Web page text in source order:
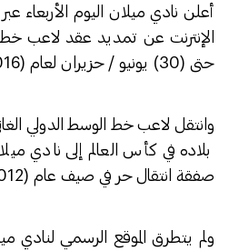
أعلن نادي ميلان اليوم الأربعاء
الإنترنت عن تمديد عقد لاعب
حتى (30) يونيو / حزيران لعام (2016).
وانتقل لاعب خط الوسط الدولي
بلاده في كأس العالم إلى نادي
صفقة انتقال حر في صيف عام (2012).
ولم يتطرق الموقع الرسمي لنادي